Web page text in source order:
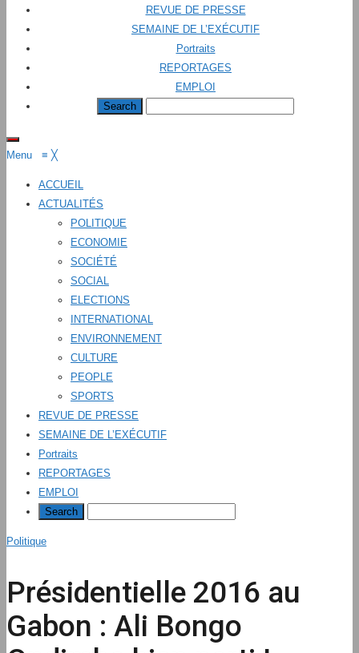
REVUE DE PRESSE
SEMAINE DE L’EXÉCUTIF
Portraits
REPORTAGES
EMPLOI
Menu ≡ ╳
ACCUEIL
ACTUALITÉS
POLITIQUE
ECONOMIE
SOCIÉTÉ
SOCIAL
ELECTIONS
INTERNATIONAL
ENVIRONNEMENT
CULTURE
PEOPLE
SPORTS
REVUE DE PRESSE
SEMAINE DE L’EXÉCUTIF
Portraits
REPORTAGES
EMPLOI
Politique
Présidentielle 2016 au
Gabon : Ali Bongo